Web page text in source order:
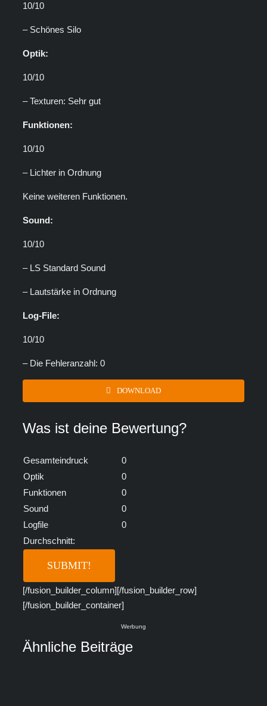
10/10
– Schönes Silo
Optik:
10/10
– Texturen: Sehr gut
Funktionen:
10/10
– Lichter in Ordnung
Keine weiteren Funktionen.
Sound:
10/10
– LS Standard Sound
– Lautstärke in Ordnung
Log-File:
10/10
– Die Fehleranzahl: 0
DOWNLOAD
Was ist deine Bewertung?
Gesamteindruck
0
Optik
0
Funktionen
0
Sound
0
Logfile
0
Durchschnitt:
[/fusion_builder_column][/fusion_builder_row]
[/fusion_builder_container]
Werbung
Ähnliche Beiträge